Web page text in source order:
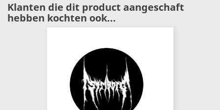
Klanten die dit product aangeschaft
hebben kochten ook...